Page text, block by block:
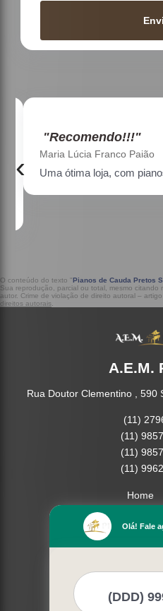
"Recomendo!!!"
Maria Lúcia Franco Paião
Uma ótima loja, com
‹
O conteúdo do texto "Pianos de Cauda Pretos
Sua reprodução, parcial ou total, mesmo
autor. Crime de violação de direito autoral –
direitos autorais
A.E.M.
Rua Doutor Clementino , 590
(11)
(11)
(11)
(11)
Home
Missão
Mais
Olá! Fale